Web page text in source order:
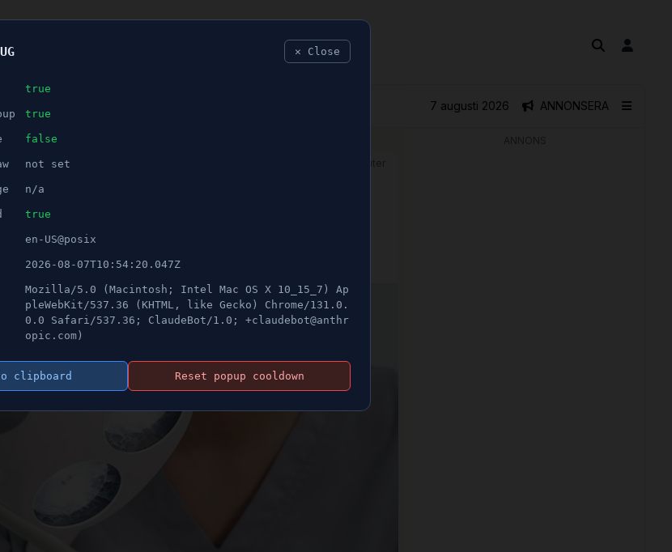
ANNONSERA
7 augusti 2026
tilldelas pris för sina
✕ Close
true
true
false
not set
n/a
true
en-US@posix
2026-08-07T10:54:20.047Z
Mozilla/5.0 (Macintosh; Intel Mac OS X 10_15_7) Ap
pleWebKit/537.36 (KHTML, like Gecko) Chrome/131.0.
0.0 Safari/537.36; ClaudeBot/1.0; +claudebot@anthr
opic.com)
clipboard Reset popup cooldown